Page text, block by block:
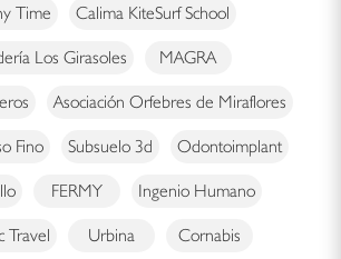
Time Calima KiteSurf School
Los Girasoles MAGRA
Asociación Orfebres de Miraflores
Fino Subsuelo 3d Odontoimplant
FERMY Ingenio Humano
Travel Urbina Cornabis